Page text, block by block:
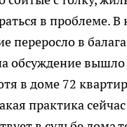
в проблеме.
переросло в
обсуждение вышло
в доме 72
практика